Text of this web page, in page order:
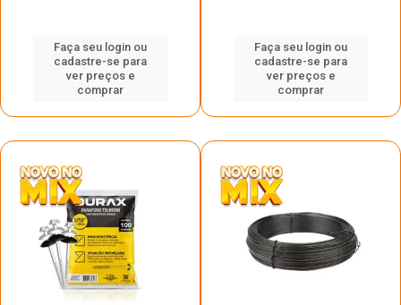
Faça seu login ou
cadastre-se para
ver preços e
comprar
Faça seu login ou
cadastre-se para
ver preços e
comprar